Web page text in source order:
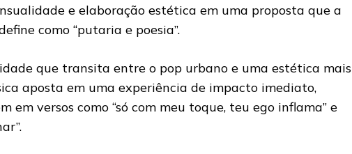
e elaboração estética em uma proposta que a
como “putaria e poesia”.
que transita entre o pop urbano e uma estética mais
aposta em uma experiência de impacto imediato,
em versos como “só com meu toque, teu ego inflama” e